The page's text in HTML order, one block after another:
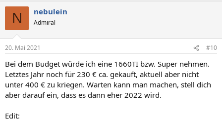
N nebulein
Admiral
20. Mai 2021 #10
Bei dem Budget würde ich eine 1660TI bzw. Super nehmen.
Letztes Jahr noch für 230 € ca. gekauft, aktuell aber nicht
unter 400 € zu kriegen. Warten kann man machen, stell dich
aber darauf ein, dass es dann eher 2022 wird.
Edit: